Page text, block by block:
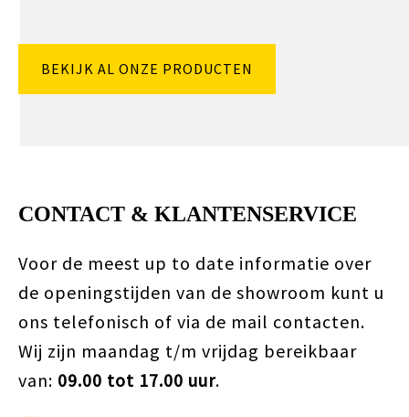
BEKIJK AL ONZE PRODUCTEN
CONTACT & KLANTENSERVICE
Voor de meest up to date informatie over
de openingstijden van de showroom kunt u
ons telefonisch of via de mail contacten.
Wij zijn maandag t/m vrijdag bereikbaar
van: 09.00 tot 17.00 uur.